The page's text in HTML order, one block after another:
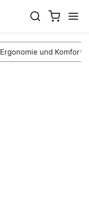
Ergonomie und Komfort